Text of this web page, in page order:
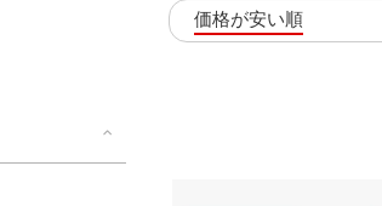
価格が安い順